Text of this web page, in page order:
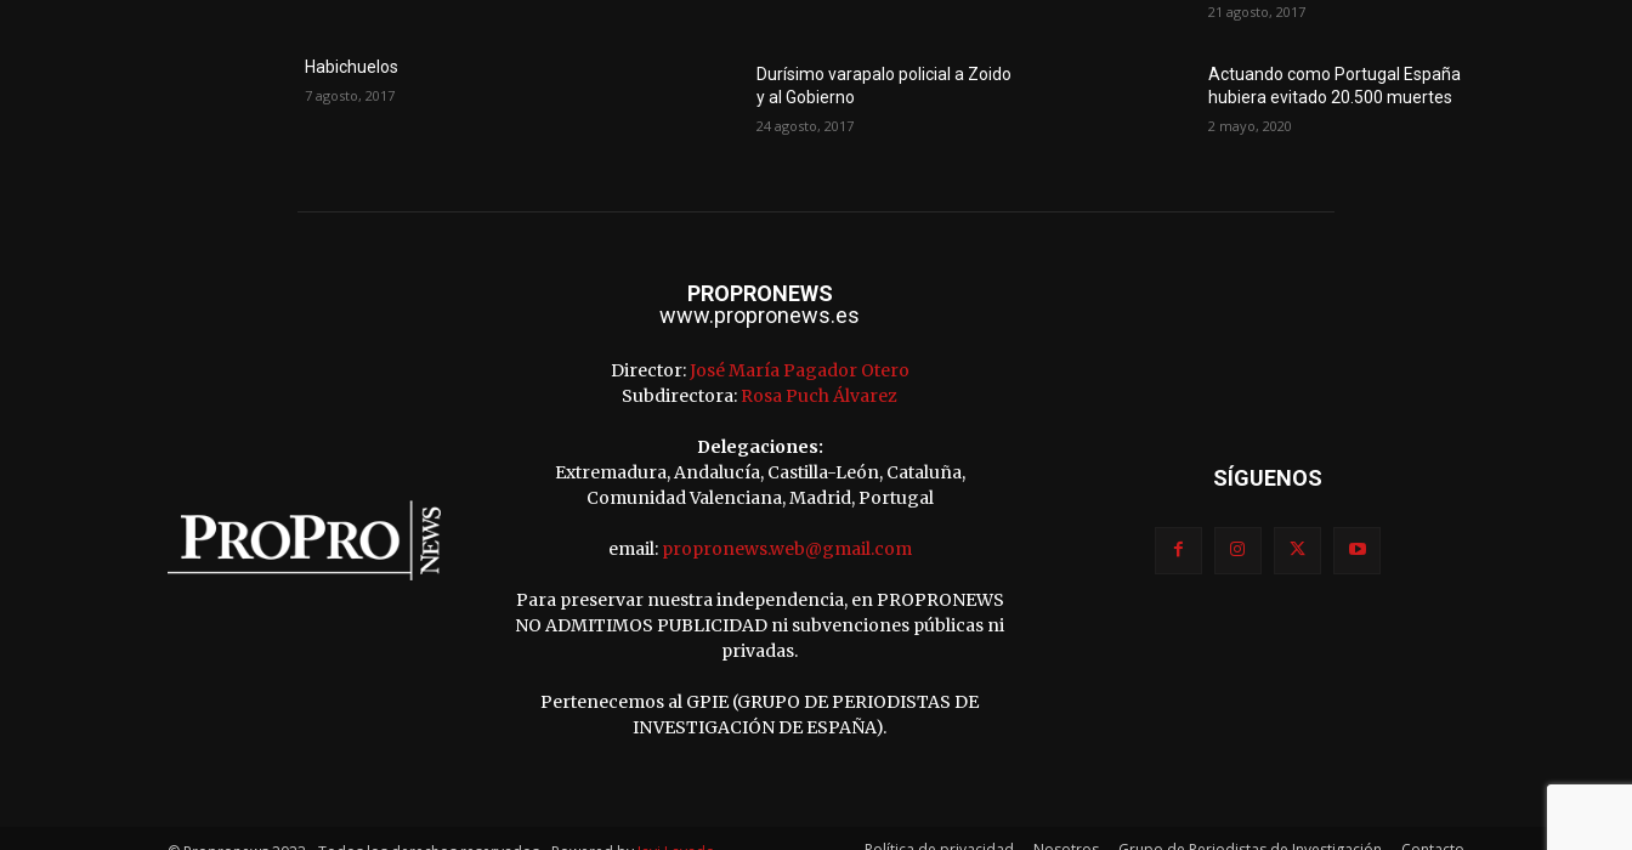
Habichuelos
7 agosto, 2017
Durísimo varapalo policial a Zoido
y al Gobierno
24 agosto, 2017
21 agosto, 2017
Actuando como Portugal España
hubiera evitado 20.500 muertes
2 mayo, 2020
PROPRONEWS
www.propronews.es
Director:José María Pagador Otero
Subdirectora: Rosa Puch Álvarez
Delegaciones:
Extremadura, Andalucía, Castilla-León, Cataluña,
Comunidad Valenciana, Madrid, Portugal
email: propronews.web@gmail.com
Para preservar nuestra independencia, en PROPRONEWS
NO ADMITIMOS PUBLICIDAD ni subvenciones públicas ni
privadas.
Pertenecemos al GPIE (GRUPO DE PERIODISTAS DE
INVESTIGACIÓN DE ESPAÑA).
SÍGUENOS